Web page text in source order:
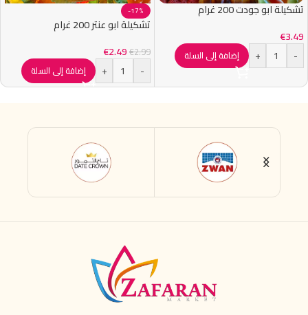
تشكيلة ابو جودت 200 غرام
€3.49
-
+ إضافة إلى السلة
-17%
تشكيلة ابو عنتر 200 غرام
€2.99
€2.49
-
+ إضافة إلى السلة